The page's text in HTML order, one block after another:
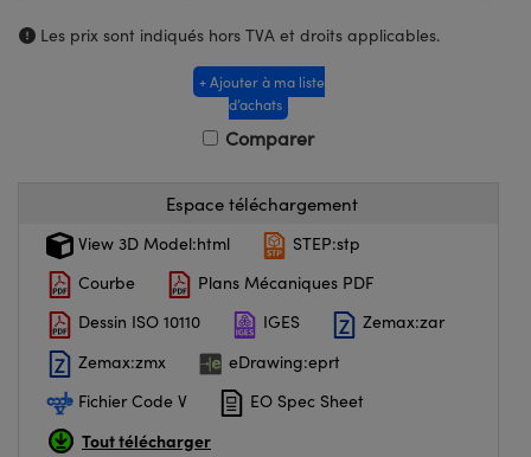
Les prix sont indiqués hors TVA et droits applicables.
+ Ajouter à ma liste
d’achats
Comparer
Espace téléchargement
View 3D Model:html
STEP:stp
Courbe
Plans Mécaniques PDF
Dessin ISO 10110
IGES
Zemax:zar
Zemax:zmx
eDrawing:eprt
Fichier Code V
EO Spec Sheet
Tout télécharger